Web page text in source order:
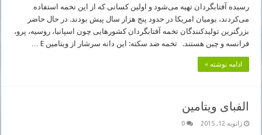
رسیده آفتابگردان تهیه می‌شود و اولین کسانی که از این تخمه استفاده
می‌کردند، بومیان امریکا در حدود پنج هزار سال پیش بودند. در حال حاضر
بزرگترین تولیدکنندگان تخمه آفتابگردان کشورهایی چون اسپانیا، روسیه، پرو،
فرانسه و چین هستند. تخمه ضد سکته: این دانه سرشار از ویتامین E …
ادامه نوشته »
الفبای ویتامین
ژانویه 12, 2015 0